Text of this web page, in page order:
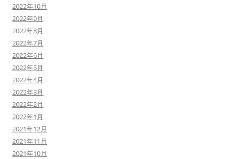
2022年10月
2022年9月
2022年8月
2022年7月
2022年6月
2022年5月
2022年4月
2022年3月
2022年2月
2022年1月
2021年12月
2021年11月
2021年10月